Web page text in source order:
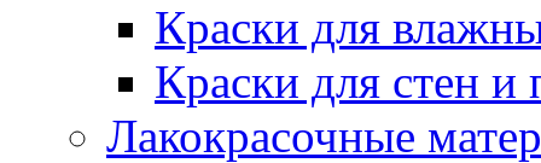
Краски для
Краски для стен и
Лакокрасочные